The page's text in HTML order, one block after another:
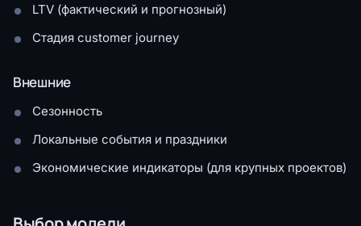
LTV (фактический и прогнозный)
Стадия customer journey
Внешние
Сезонность
Локальные события и праздники
Экономические индикаторы (для крупных проектов)